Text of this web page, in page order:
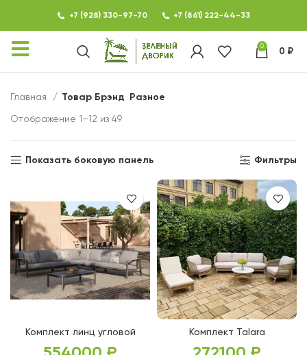
+7 (928) 330-97-70 +7 (861) 222-44-33
0
0 ₽
Главная Товар Брэнд Разное
Отображение 1–12 из 49
Показать боковую панель Фильтры
Комплект линц угловой Комплект Talara
НОВОСТИ
О МАГАЗИНЕ ЗЕЛЕНЫЙ
ДВОРИК